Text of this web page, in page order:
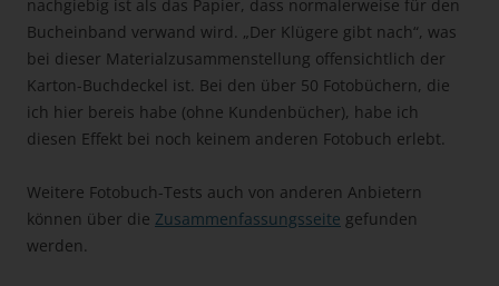
nachgiebig ist als das Papier, dass normalerweise für den
Bucheinband verwand wird. „Der Klügere gibt nach“, was
bei dieser Materialzusammenstellung offensichtlich der
Karton-Buchdeckel ist. Bei den über 50 Fotobüchern, die
ich hier bereis habe (ohne Kundenbücher), habe ich
diesen Effekt bei noch keinem anderen Fotobuch erlebt.
Weitere Fotobuch-Tests auch von anderen Anbietern
können über die Zusammenfassungsseite gefunden
werden.